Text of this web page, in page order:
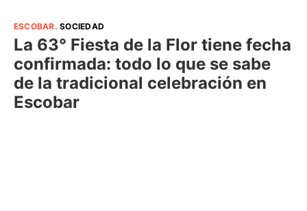
ESCOBAR.SOCIEDAD
La 63° Fiesta de la Flor tiene fecha
confirmada: todo lo que se sabe
de la tradicional celebración en
Escobar